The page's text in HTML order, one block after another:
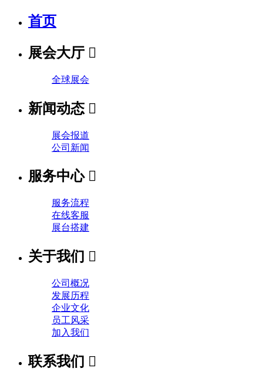
首页
展会大厅 
全球展会
新闻动态 
展会报道
公司新闻
服务中心 
服务流程
在线客服
展台搭建
关于我们 
公司概况
发展历程
企业文化
员工风采
加入我们
联系我们 